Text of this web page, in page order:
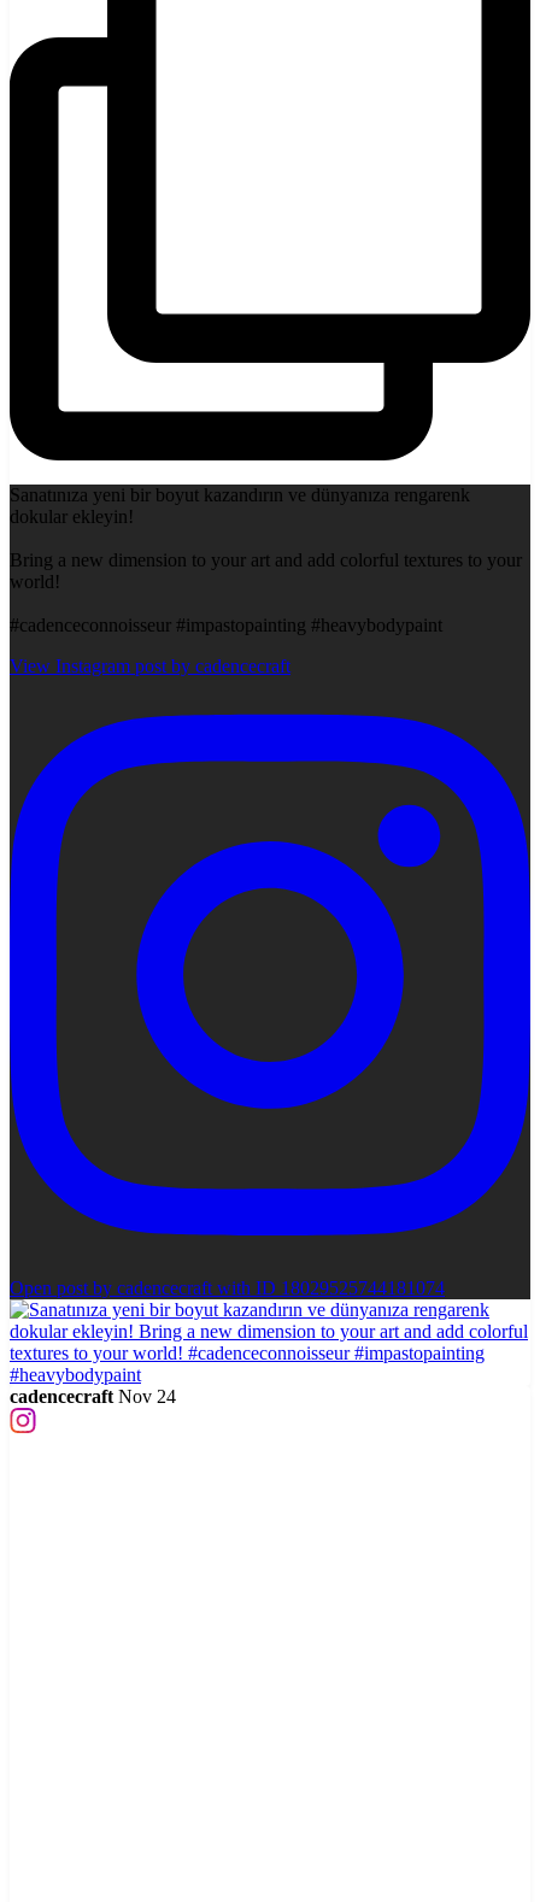
Sanatınıza yeni bir boyut kazandırın ve dünyanıza rengarenk
dokular ekleyin!
Bring a new dimension to your art and add colorful textures to your
world!
#cadenceconnoisseur #impastopainting #heavybodypaint
View Instagram post by cadencecraft
Open post by cadencecraft with ID 18029525744181074
cadencecraft Nov 24